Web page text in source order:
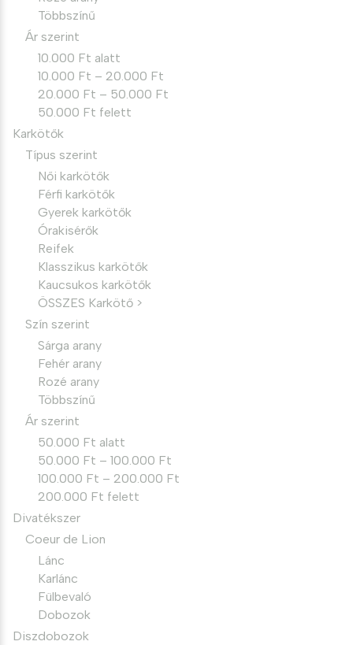
Többszínű
Ár szerint
10.000 Ft alatt
10.000 Ft – 20.000 Ft
20.000 Ft – 50.000 Ft
50.000 Ft felett
Karkötők
Típus szerint
Női karkötők
Férfi karkötők
Gyerek karkötők
Órakisérők
Reifek
Klasszikus karkötők
Kaucsukos karkötők
ÖSSZES Karkötő >
Szín szerint
Sárga arany
Fehér arany
Rozé arany
Többszínű
Ár szerint
50.000 Ft alatt
50.000 Ft – 100.000 Ft
100.000 Ft – 200.000 Ft
200.000 Ft felett
Divatékszer
Coeur de Lion
Lánc
Karlánc
Fülbevaló
Dobozok
Diszdobozok